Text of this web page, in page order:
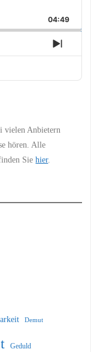
Forward
04:49
Next
vielen Anbietern
hören. Alle
Siehier.
Demut
Geduld